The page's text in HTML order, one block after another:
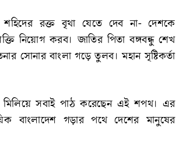
রক্ত বৃথা যেতে দেব না- দেশকে
নিয়োগ করব। জাতির পিতা বঙ্গবন্ধু শেখ
সোনার বাংলা গড়ে তুলব। মহান সৃষ্টিকর্তা
মিলিয়ে সবাই পাঠ করেছেন এই শপথ। এর
বাংলাদেশ গড়ার পথে দেশের মানুষের